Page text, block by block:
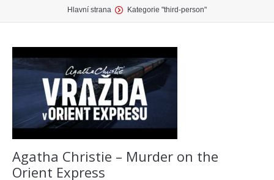
Hlavní strana Kategorie "third-person"
Agatha Christie – Murder on the
Orient Express